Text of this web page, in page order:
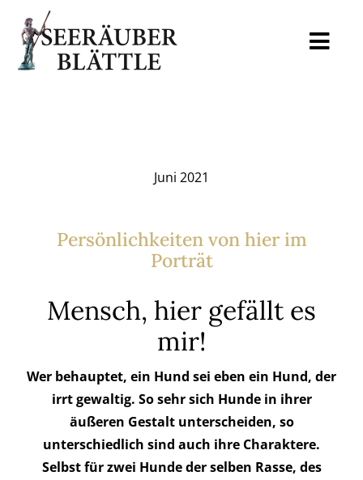
content
Blog
Kontakt
Juni 2021
Persönlichkeiten von hier im
Porträt
Mensch, hier gefällt es
mir!
Wer behauptet, ein Hund sei eben ein Hund, der
irrt gewaltig. So sehr sich Hunde in ihrer
äußeren Gestalt unterscheiden, so
unterschiedlich sind auch ihre Charaktere.
Selbst für zwei Hunde der selben Rasse, des